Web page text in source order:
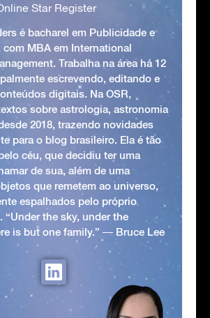
Star Register
é bacharel em Publicidade e
com MBA em International
Trabalha na área há 12
escrevendo, editando e
digitais. Na OSR,
sobre astrologia, astronomia
2018, trazendo novidades
para o blog brasileiro. Ela é tão
céu, que decidiu ter uma
de sua, além de uma
que remetem ao universo,
espalhados pelo próprio
“Under the sky, under the
is but one family.” ― Bruce Lee